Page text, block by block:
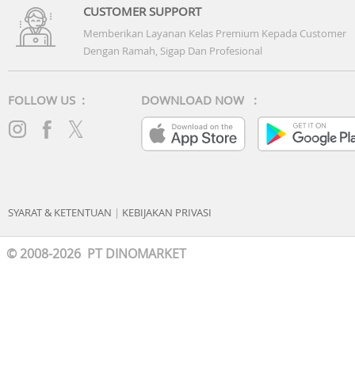
CUSTOMER SUPPORT
Memberikan Layanan Kelas Premium Kepada Customer
Dengan Ramah, Sigap Dan Profesional
FOLLOW US : DOWNLOAD NOW :
SYARAT & KETENTUAN | KEBIJAKAN PRIVASI
© 2008-2026 PT DINOMARKET